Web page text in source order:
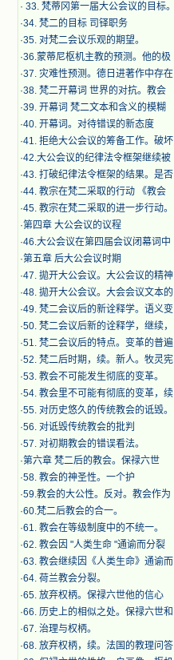
· 33. 梵蒂冈第一届大公会议的目标。
·34. 梵二的目标 司铎职务
·35. 对梵二会议乐观的期望。
·36.蒙蒂尼枢机主教的预测。他的极
·37. 灾难性预测。德日进著作中存在
·38. 梵二开幕词 世界的对抗。教会
·39. 开幕词 梵二文本和含义的模糊
·40. 开幕词。对待错误的新态度
·41. 拒绝大公会议的筹备工作。破坏
·42.大公会议的纪律法令框架继续被
·43. 打破纪律法令框架的结果。是否
·44. 教宗在梵二采取的行动 《教会
·45. 教宗在梵二采取的进一步行动。
·第四章 大公会议的议程
·46.大公会议在第四届会议闭幕词中
·第五章 后大公会议时期
·47. 拋开大公会议。大公会议的精神
·48. 拋开大公会议。大会会议文本的
·49. 梵二会议后的新诠释学。语义变
·50. 梵二会议后新的诠释学，继续，
·51. 梵二会议后的特点。变革的普遍
·52. 梵二后时期，续。新人。牧灵宪
·53. 教会不可能发生彻底的变革。
·54. 教会里不可能有彻底的变革，续
·55. 对历史悠久的传统教会的诋毁。
·56. 对诋毁传统教会的批判
·57. 对初期教会的错误看法。
·第六章 梵二后的教会。保禄六世
·​58. 教会的神圣性。一个护
·59.教会的大公性。反对。教会作为
·60.梵二后教会的合一。
·61. 教会在等级制度中的不统一。
·62. 教会因 "人类生命 "通谕而分裂
·63. 教会继续因《人类生命》通谕而
·64. 荷兰教会分裂。
·65. 放弃权柄。保禄六世他的信心
·66. 历史上的相似之处。保禄六世和
·67. 治理与权柄。
·68. 放弃权柄，续。法国的教理问答